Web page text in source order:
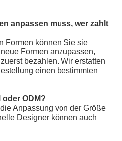
anpassen muss, wer zahlt
Formen können Sie sie
Formen anzupassen,
bezahlen. Wir erstatten
einen bestimmten
oder ODM?
Anpassung von der Größe
Designer können auch